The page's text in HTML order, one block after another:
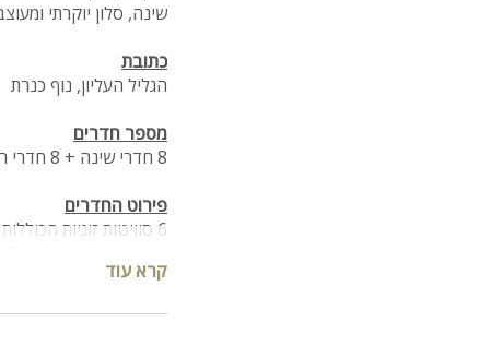
שינה, סלון יוקרתי
כתובת
הגליל העליון, נוף כנרת
מספר חדרים
8 חדרי שינה + 8 חדרי רחצה ושירותים
פירוט החדרים
6 סוויטות זוגיות הכוללות מיטה זוגית, מיזוג אוויר, טלוויזיה, שידות אחסון וחדר רחצה פרטי
קיים חדר רחצה משותף ל2 החדרים.
קרא עוד